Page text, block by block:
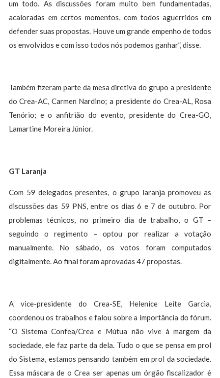
um todo. As discussões foram muito bem fundamentadas,
acaloradas em certos momentos, com todos aguerridos em
defender suas propostas. Houve um grande empenho de todos
os envolvidos e com isso todos nós podemos ganhar”, disse.
Também fizeram parte da mesa diretiva do grupo a presidente
do Crea-AC, Carmen Nardino; a presidente do Crea-AL, Rosa
Tenório; e o anfitrião do evento, presidente do Crea-GO,
Lamartine Moreira Júnior.
GT Laranja
Com 59 delegados presentes, o grupo laranja promoveu as
discussões das 59 PNS, entre os dias 6 e 7 de outubro. Por
problemas técnicos, no primeiro dia de trabalho, o GT –
seguindo o regimento – optou por realizar a votação
manualmente. No sábado, os votos foram computados
digitalmente. Ao final foram aprovadas 47 propostas.
A vice-presidente do Crea-SE, Helenice Leite Garcia,
coordenou os trabalhos e falou sobre a importância do fórum.
“O Sistema Confea/Crea e Mútua não vive à margem da
sociedade, ele faz parte da dela. Tudo o que se pensa em prol
do Sistema, estamos pensando também em prol da sociedade.
Essa máscara de o Crea ser apenas um órgão fiscalizador é